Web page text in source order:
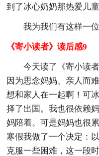
到了冰心奶奶那热爱儿童
我为我们有这样一
《寄小读者》读后感9
今天读了《寄小读
因为思念妈妈、亲人而
想和家人在一起啊！可
择了出国。我也很依赖
妈陪着。可是妈妈也很
寒假我做了一个决定：
克服一些困难，这一段